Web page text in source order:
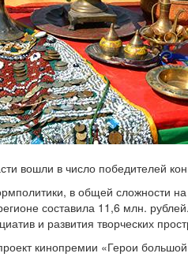
вошли в число победителей
в общей сложности на
составила 11,6 млн.
и развития творческих
кинопремии «Герои